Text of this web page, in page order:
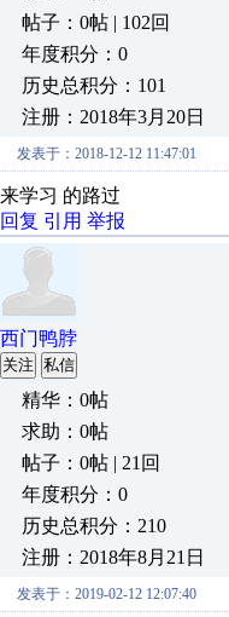
帖子：0帖 | 102回
年度积分：0
历史总积分：101
注册：2018年3月20日
发表于：2018-12-12 11:47:01
来学习 的路过
回复 引用 举报
西门鸭脖
关注 私信
精华：0帖
求助：0帖
帖子：0帖 | 21回
年度积分：0
历史总积分：210
注册：2018年8月21日
发表于：2019-02-12 12:07:40